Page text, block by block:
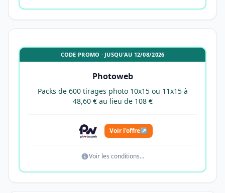
CODE PROMO · JUSQU'AU 12/08/2026
Photoweb
Packs de 600 tirages photo 10x15 ou 11x15 à
48,60 € au lieu de 108 €
Voir l'offre↗
Voir les conditions…